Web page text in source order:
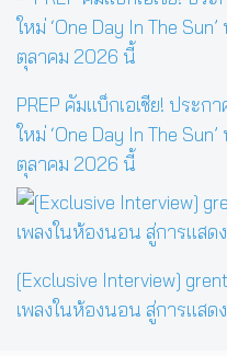
PREP คัมแบ็กเอเชีย! ประก
ใหม่ ‘One Day In The
ตุลาคม 2026 นี้
[Exclusive Interview]
เพลงในห้องนอน สู่การแส